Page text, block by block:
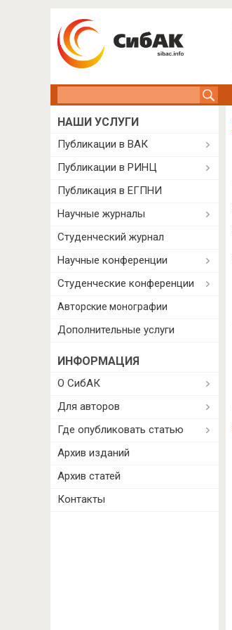
НАШИ УСЛУГИ
Публикации в ВАК
Публикации в РИНЦ
Публикация в ЕГПНИ
Научные журналы
Студенческий журнал
Научные конференции
Студенческие конференции
Авторские монографии
Дополнительные услуги
ИНФОРМАЦИЯ
О СибАК
Для авторов
Где опубликовать статью
Архив изданий
Архив статей
Контакты